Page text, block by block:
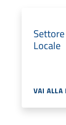
Locale
VAI ALLA